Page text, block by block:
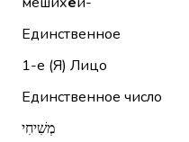
Единственное
1-е (Я) Лицо
Единственное число
מְשִׁיחִי